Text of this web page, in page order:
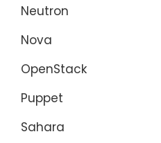
Neutron
Nova
OpenStack
Puppet
Sahara